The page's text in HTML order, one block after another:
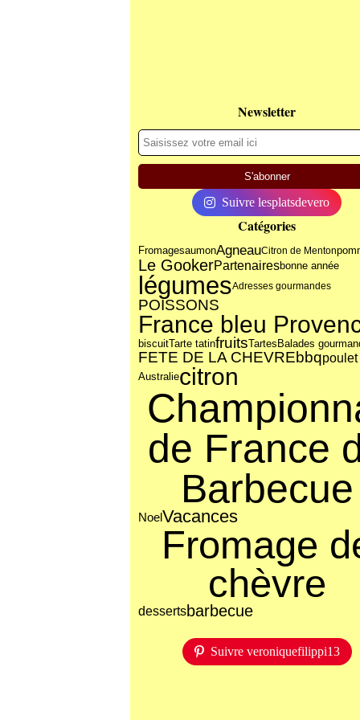
Newsletter
Suivre lesplatsdevero
Catégories
FromagesaumonAgneauCitron de Menton
Le GookerPartenairesbonne année
légumesAdresses gourmandes
POISSONS
France bleu
biscuitTarte tatinfruitsTartesBalades
FETE DE LA CHEVREbbqpoulet
Australiecitron
de France
Barbecue
NoelVacances
Fromage
chèvre
dessertsbarbecue
Suivre veroniquefilippi13